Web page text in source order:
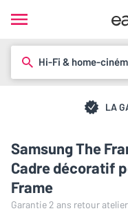
Hi-Fi & home-
LA
Samsung The
Cadre décoratif
Frame
Garantie 2 ans retour